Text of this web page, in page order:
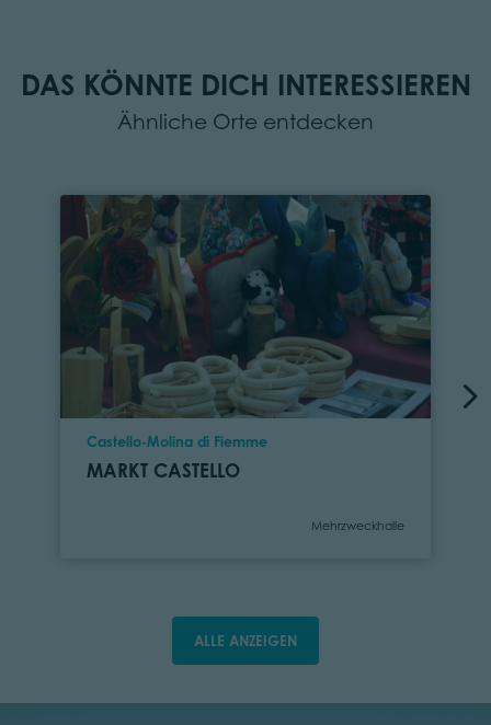
DAS KÖNNTE DICH INTERESSIEREN
Ähnliche Orte entdecken
Ort
Castello-Molina di Fiemme
MARKT CASTELLO
Kategorie
Mehrzweckhalle
ALLE ANZEIGEN